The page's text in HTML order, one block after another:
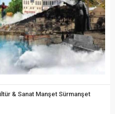
& Sanat Manşet Sürmanşet